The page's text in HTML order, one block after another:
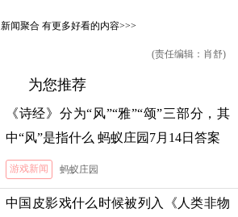
新闻聚合有更多好看的内容>>>
(责任编辑：肖舒)
为您推荐
《诗经》分为“风”“雅”“颂”三部分，其
中“风”是指什么 蚂蚁庄园7月14日答案
游戏新闻 蚂蚁庄园
中国皮影戏什么时候被列入《人类非物